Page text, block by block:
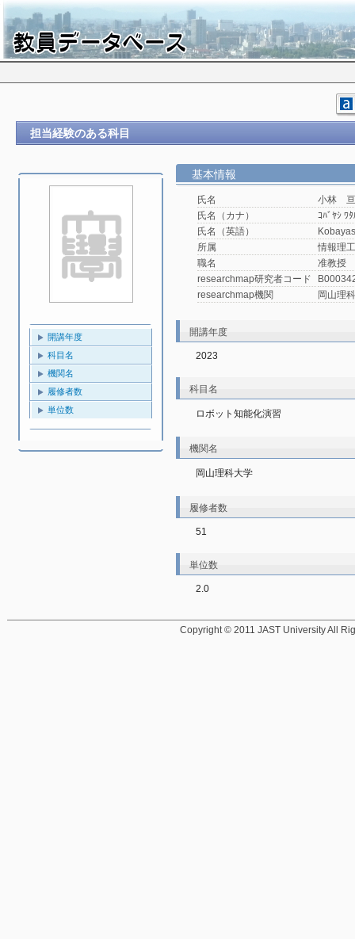
担当経験のある科目
開講年度
科目名
機関名
履修者数
単位数
基本情報
氏名
小林 亘
氏名（カナ）
ｺﾊﾞﾔｼ ﾜﾀ
氏名（英語）
所属
情報理
職名
准教授
researchmap研究者コード
researchmap機関
岡山理
開講年度
2023
科目名
ロボット知能化演習
機関名
岡山理科大学
履修者数
51
単位数
2.0